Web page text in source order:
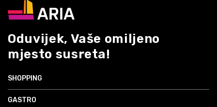
Oduvijek, Vaše omiljeno
mjesto susreta!
SHOPPING
GASTRO